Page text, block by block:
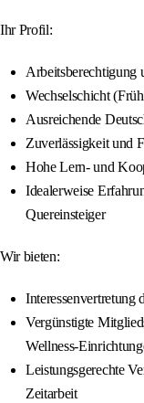
Ihr Profil:
Arbeitsberechtigung
Wechselschicht
Ausreichende
Zuverlässigkeit und
Hohe Lern- und
Idealerweise
Quereinsteiger
Wir bieten:
Interessenvertretung
Vergünstigte
Wellness-
Leistungsgerechte
Zeitarbeit